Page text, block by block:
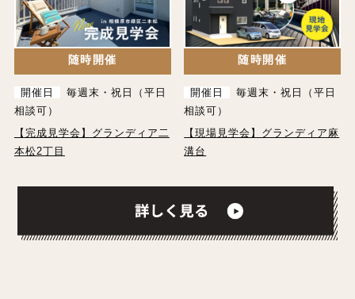
随時開催
開催日
毎週末・祝日（平日
相談可）
【完成見学会】グランディア二
本松2丁目
随時開催
開催日
毎週末・祝日（平日
相談可）
【現場見学会】グランディア麻
溝台